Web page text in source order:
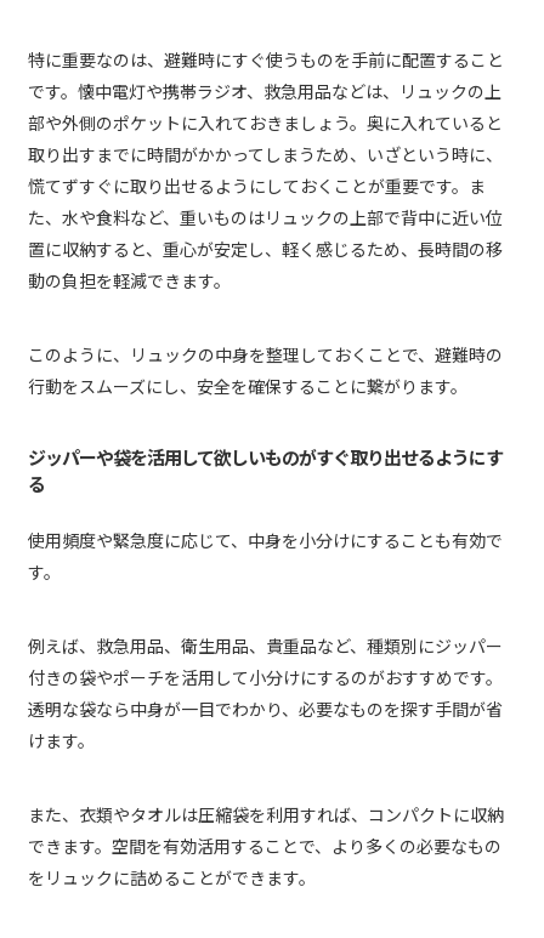
特に重要なのは、避難時にすぐ使うものを手前に配置すること
です。懐中電灯や携帯ラジオ、救急用品などは、リュックの上
部や外側のポケットに入れておきましょう。奥に入れていると
取り出すまでに時間がかかってしまうため、いざという時に、
慌てずすぐに取り出せるようにしておくことが重要です。ま
た、水や食料など、重いものはリュックの上部で背中に近い位
置に収納すると、重心が安定し、軽く感じるため、長時間の移
動の負担を軽減できます。
このように、リュックの中身を整理しておくことで、避難時の
行動をスムーズにし、安全を確保することに繋がります。
ジッパーや袋を活用して欲しいものがすぐ取り出せるようにす
る
使用頻度や緊急度に応じて、中身を小分けにすることも有効で
す。
例えば、救急用品、衛生用品、貴重品など、種類別にジッパー
付きの袋やポーチを活用して小分けにするのがおすすめです。
透明な袋なら中身が一目でわかり、必要なものを探す手間が省
けます。
また、衣類やタオルは圧縮袋を利用すれば、コンパクトに収納
できます。空間を有効活用することで、より多くの必要なもの
をリュックに詰めることができます。